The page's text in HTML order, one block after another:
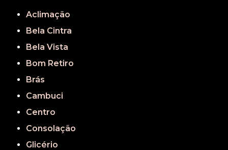
Aclimação
Bela Cintra
Bela Vista
Bom Retiro
Brás
Cambuci
Centro
Consolação
Glicério